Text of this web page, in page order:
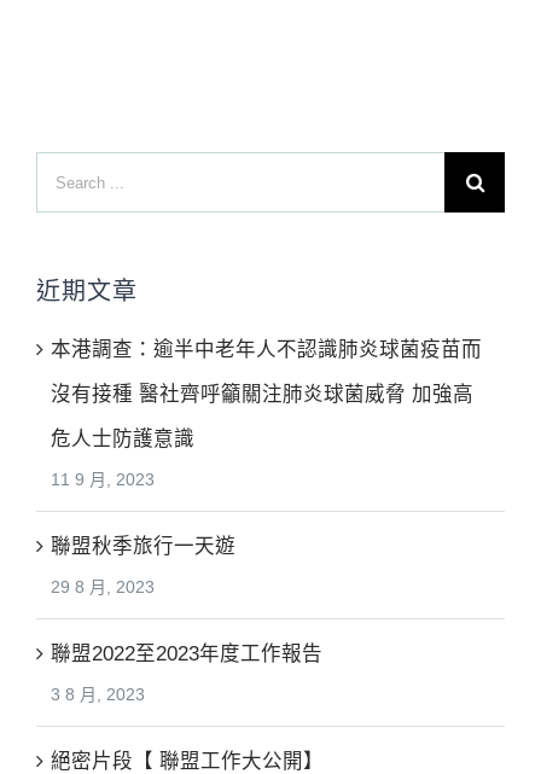
Search
for:
近期文章
本港調查：逾半中老年人不認識肺炎球菌疫苗而
沒有接種 醫社齊呼籲關注肺炎球菌威脅 加強高
危人士防護意識
11 9 月, 2023
聯盟秋季旅行一天遊
29 8 月, 2023
聯盟2022至2023年度工作報告
3 8 月, 2023
絕密片段【 聯盟工作大公開】